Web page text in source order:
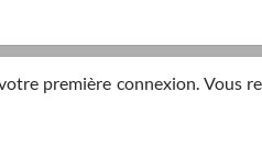
première connexion. Vous